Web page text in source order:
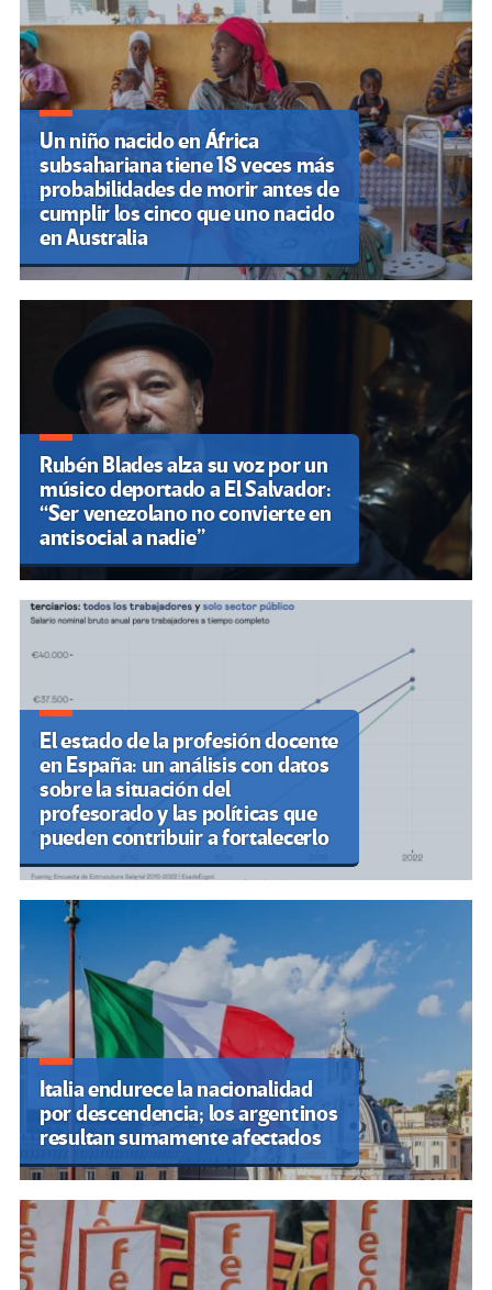
Un niño nacido en África
subsahariana tiene 18 veces más
probabilidades de morir antes de
cumplir los cinco que uno nacido
en Australia
Rubén Blades alza su voz por un
músico deportado a El Salvador:
“Ser venezolano no convierte en
antisocial a nadie”
El estado de la profesión docente
en España: un análisis con datos
sobre la situación del
profesorado y las políticas que
pueden contribuir a fortalecerlo
Italia endurece la nacionalidad
por descendencia; los argentinos
resultan sumamente afectados